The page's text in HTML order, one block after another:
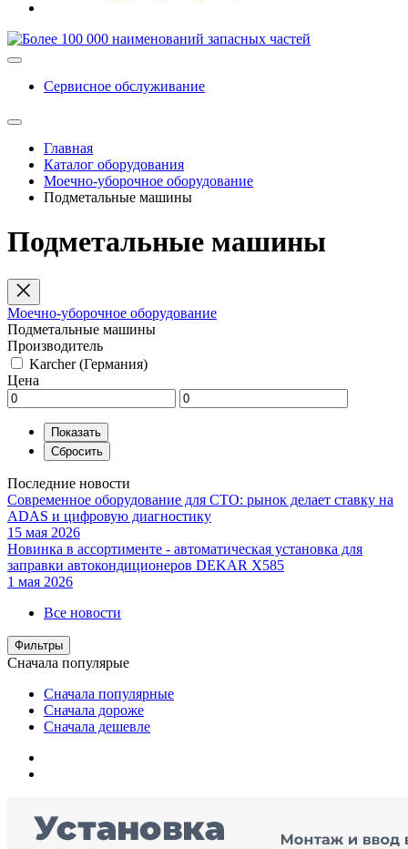
Сервисное обслуживание
Главная
Каталог оборудования
Моечно-уборочное оборудование
Подметальные машины
Подметальные машины
Моечно-уборочное оборудование
Подметальные машины
Производитель
Karcher (Германия)
Цена
Последние новости
Современное оборудование для СТО: рынок делает ставку на
ADAS и цифровую диагностику
15 мая 2026
Новинка в ассортименте - автоматическая установка для
заправки автокондиционеров DEKAR X585
1 мая 2026
Все новости
Фильтры
Сначала популярые
Сначала популярные
Сначала дороже
Сначала дешевле